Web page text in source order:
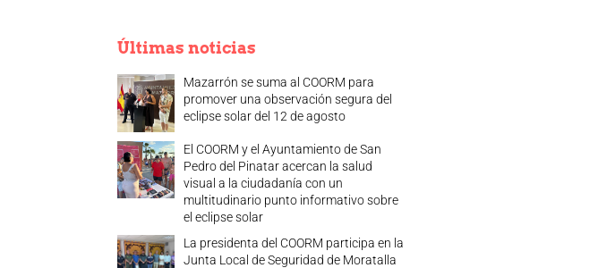
Últimas noticias
Mazarrón se suma al COORM para
promover una observación segura del
eclipse solar del 12 de agosto
El COORM y el Ayuntamiento de San
Pedro del Pinatar acercan la salud
visual a la ciudadanía con un
multitudinario punto informativo sobre
el eclipse solar
La presidenta del COORM participa en la
Junta Local de Seguridad de Moratalla